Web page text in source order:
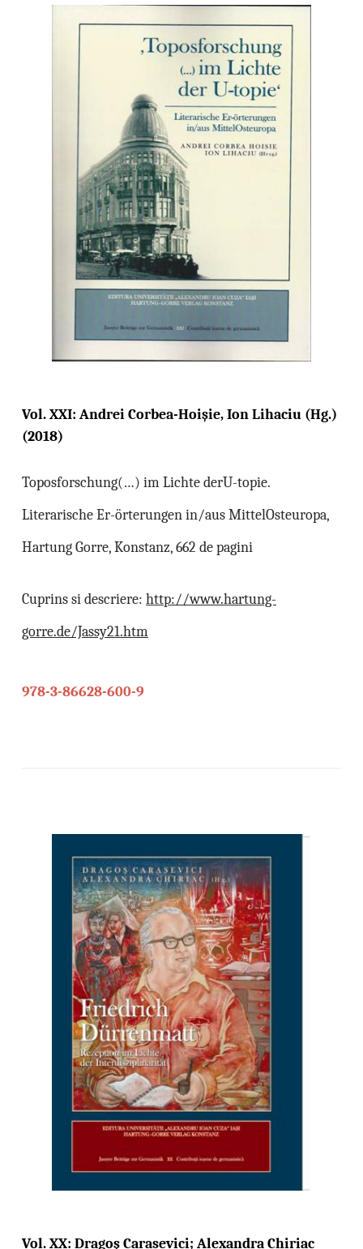
Vol. XXI: Andrei Corbea-Hoişie, Ion Lihaciu (Hg.)
(2018)
Toposforschung(…) im Lichte derU-topie.
Literarische Er-örterungen in/aus MittelOsteuropa,
Hartung Gorre, Konstanz, 662 de pagini
Cuprins si descriere: http://www.hartung-
gorre.de/Jassy21.htm
978-3-86628-600-9
Vol. XX: Dragoş Carasevici; Alexandra Chiriac